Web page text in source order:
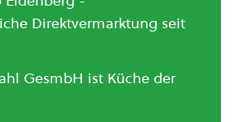
Direktvermarktung seit
GesmbH ist Küche der